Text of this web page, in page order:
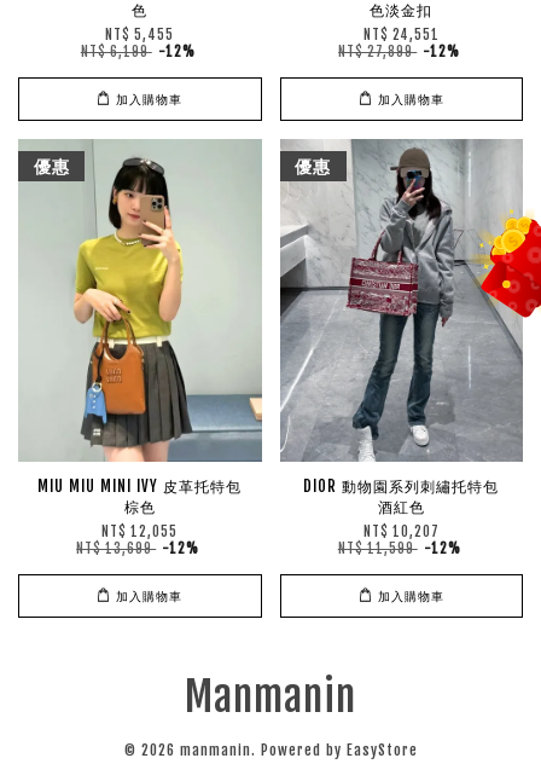
色
NT$ 5,455
NT$ 6,199 -12%
加入購物車
色淡金扣
NT$ 24,551
NT$ 27,899 -12%
加入購物車
優惠
MIU MIU MINI IVY 皮革托特包
棕色
NT$ 12,055
NT$ 13,699 -12%
加入購物車
優惠
DIOR 動物園系列刺繡托特包
酒紅色
NT$ 10,207
NT$ 11,599 -12%
加入購物車
Manmanin
© 2026 manmanin. Powered by EasyStore